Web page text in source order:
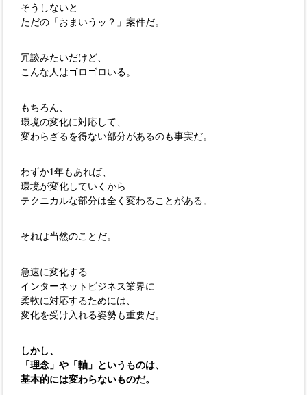
そうしないと
ただの「おまいうッ？」案件だ。
冗談みたいだけど、
こんな人はゴロゴロいる。
もちろん、
環境の変化に対応して、
変わらざるを得ない部分があるのも事実だ。
わずか1年もあれば、
環境が変化していくから
テクニカルな部分は全く変わることがある。
それは当然のことだ。
急速に変化する
インターネットビジネス業界に
柔軟に対応するためには、
変化を受け入れる姿勢も重要だ。
しかし、
「理念」や「軸」というものは、
基本的には変わらないものだ。